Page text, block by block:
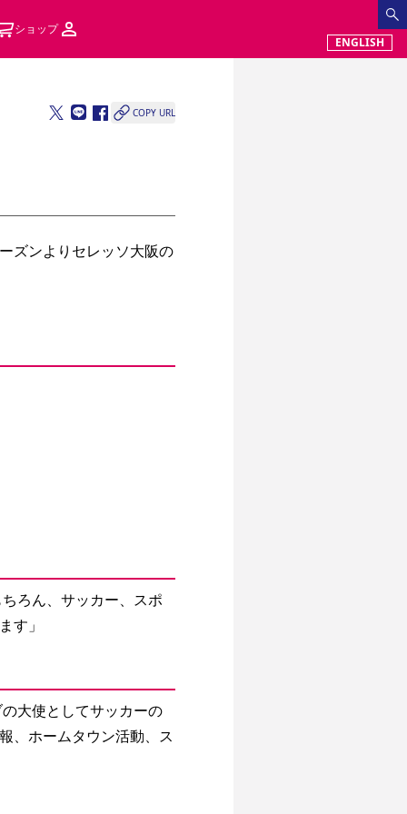
ショップ
ENGLISH
COPY URL
ズンよりセレッソ大阪の
す」
、ホームタウン活動、ス